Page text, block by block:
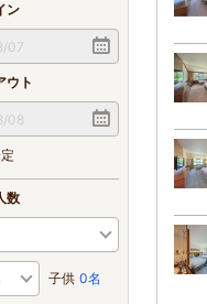
ン
ウト
数
子供 0名